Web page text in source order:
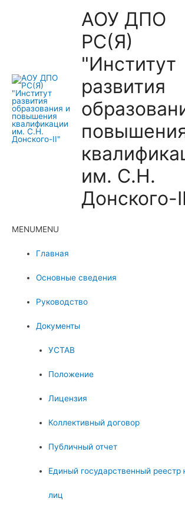
АОУ ДПО
РС(Я)
"Институт
развития
им. С.Н.
Донского-
MENUMENU
Главная
Основные сведения
Руководство
Документы
УСТАВ
Положение
Лицензия
Коллективный договор
Публичный отчет
Единый государственный реестр
лиц